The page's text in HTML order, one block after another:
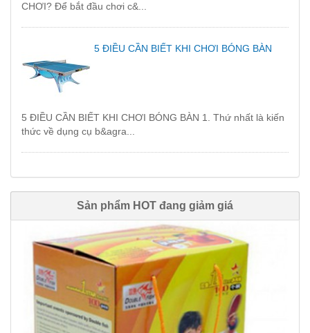
CHƠI? Để bắt đầu chơi c&...
5 ĐIỀU CẦN BIẾT KHI CHƠI BÓNG BÀN
5 ĐIỀU CẦN BIẾT KHI CHƠI BÓNG BÀN 1. Thứ nhất là kiến
thức về dụng cụ b&agra...
Sản phẩm HOT đang giảm giá